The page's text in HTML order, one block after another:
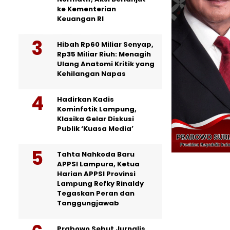
ke Kementerian
Keuangan RI
Hibah Rp60 Miliar Senyap,
Rp35 Miliar Riuh: Menagih
Ulang Anatomi Kritik yang
Kehilangan Napas
Hadirkan Kadis
Kominfotik Lampung,
Klasika Gelar Diskusi
Publik ‘Kuasa Media’
Tahta Nahkoda Baru
APPSI Lampura, Ketua
Harian APPSI Provinsi
Lampung Refky Rinaldy
Tegaskan Peran dan
Tanggungjawab